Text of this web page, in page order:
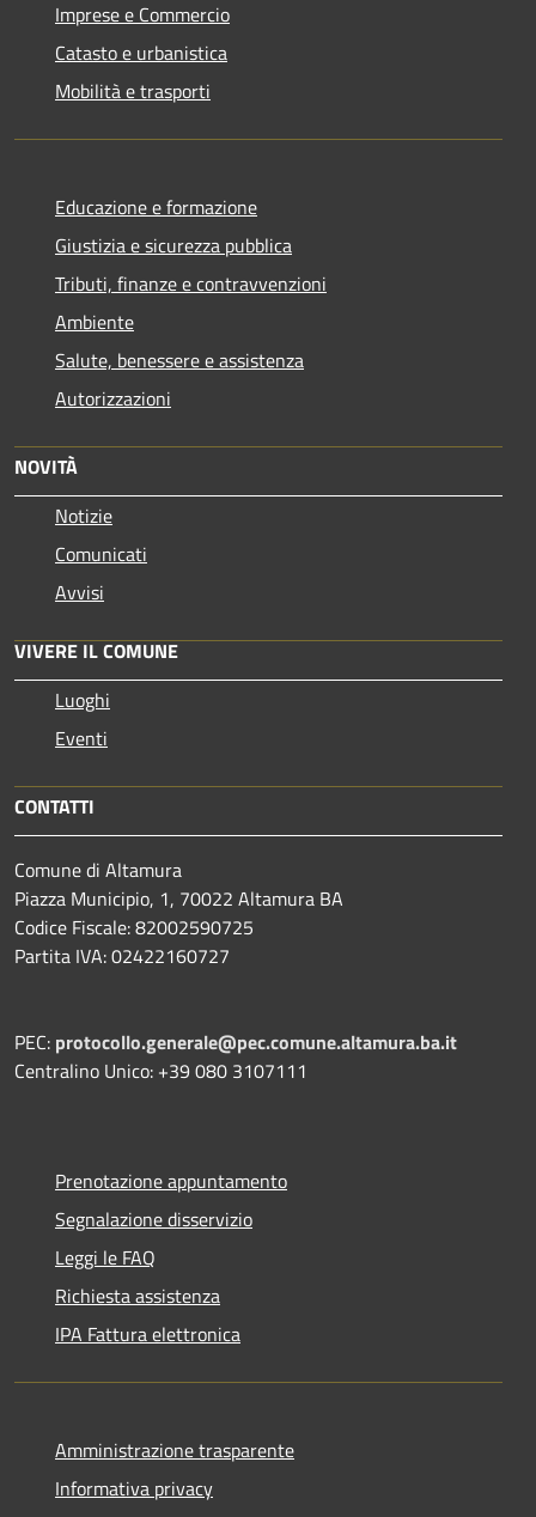
Imprese e Commercio
Catasto e urbanistica
Mobilità e trasporti
Educazione e formazione
Giustizia e sicurezza pubblica
Tributi, finanze e contravvenzioni
Ambiente
Salute, benessere e assistenza
Autorizzazioni
NOVITÀ
Notizie
Comunicati
Avvisi
VIVERE IL COMUNE
Luoghi
Eventi
CONTATTI
Comune di Altamura
Piazza Municipio, 1, 70022 Altamura BA
Codice Fiscale: 82002590725
Partita IVA: 02422160727
PEC: protocollo.generale@pec.comune.altamura.ba.it
Centralino Unico: +39 080 3107111
Prenotazione appuntamento
Segnalazione disservizio
Leggi le FAQ
Richiesta assistenza
IPA Fattura elettronica
Amministrazione trasparente
Informativa privacy